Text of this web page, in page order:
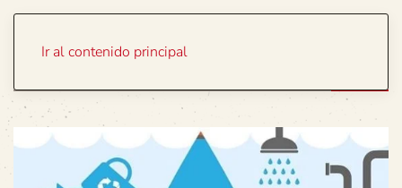
Ir al contenido principal